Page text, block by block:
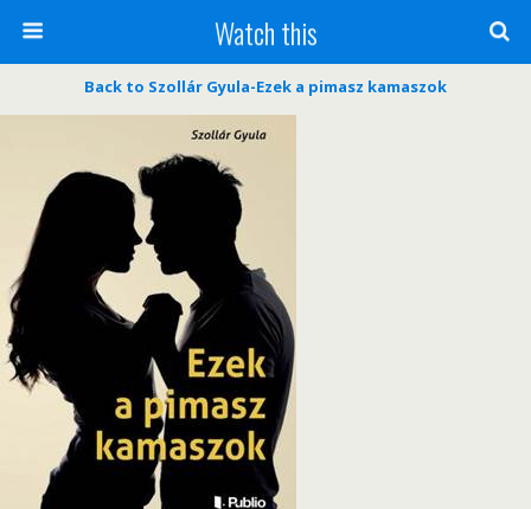
Watch this
Back to Szollár Gyula-Ezek a pimasz kamaszok